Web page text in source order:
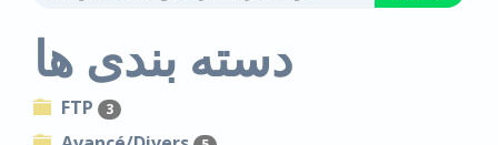
دسته بندی ها
FTP 3